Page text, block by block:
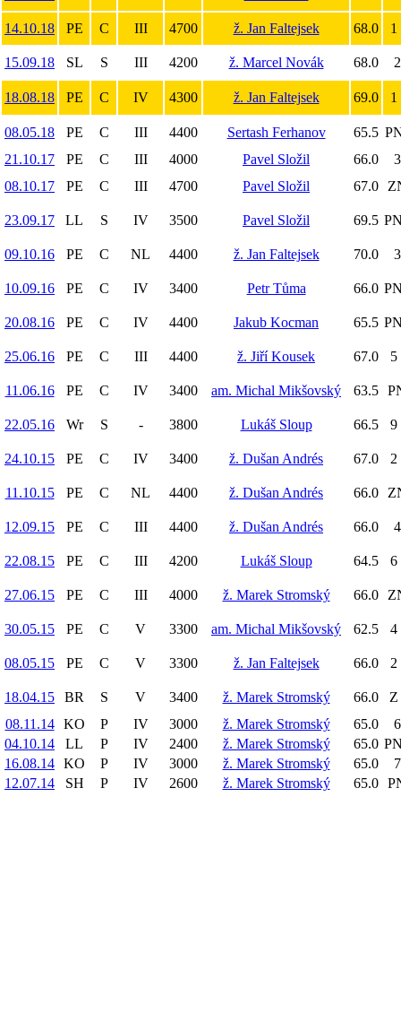
14.10.18 PE C III 4700 ž. Jan Faltejsek 68.0 1
15.09.18 SL S III 4200 ž. Marcel Novák 68.0
18.08.18 PE C IV 4300 ž. Jan Faltejsek 69.0 1
08.05.18 PE C III 4400 Sertash Ferhanov 65.5
21.10.17
PE C III 4000 Pavel Složil 66.0
08.10.17
PE C III 4700 Pavel Složil 67.0
23.09.17 LL S IV 3500 Pavel Složil 69.5
09.10.16 PE C NL 4400 ž. Jan Faltejsek 70.0
10.09.16 PE C IV 3400 Petr Tůma 66.0
20.08.16 PE C IV 4400 Jakub Kocman 65.5
25.06.16 PE C III 4400 ž. Jiří Kousek 67.0 5
11.06.16 PE C IV 3400 am. Michal Mikšovský 63.5
22.05.16 Wr S - 3800 Lukáš Sloup 66.5 9
24.10.15 PE C IV 3400 ž. Dušan Andrés 67.0 2
11.10.15 PE C NL 4400 ž. Dušan Andrés 66.0
12.09.15 PE C III 4400 ž. Dušan Andrés 66.0
22.08.15 PE C III 4200 Lukáš Sloup 64.5 6
27.06.15 PE C III 4000 ž. Marek Stromský 66.0
30.05.15 PE C V 3300 am. Michal Mikšovský 62.5 4
08.05.15 PE C V 3300 ž. Jan Faltejsek 66.0 2
18.04.15 BR S V 3400 ž. Marek Stromský 66.0
Z
08.11.14
KO P IV 3000 ž. Marek Stromský 65.0
04.10.14
LL P IV 2400 ž. Marek Stromský 65.0
16.08.14 KO P IV 3000 ž. Marek Stromský 65.0
12.07.14
SH P IV 2600 ž. Marek Stromský 65.0